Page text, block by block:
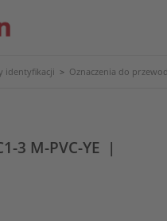
identyfikacji > Oznaczenia do
3 M-PVC-YE |